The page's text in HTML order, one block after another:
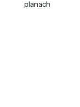
planach